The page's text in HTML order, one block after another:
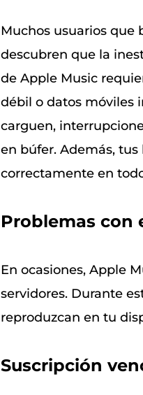
Muchos usuarios que
descubren que la
de Apple Music
débil o datos móviles
carguen,
en búfer. Además,
correctamente en
Problemas con
En ocasiones, Apple
servidores. Durante
reproduzcan en tu
Suscripción